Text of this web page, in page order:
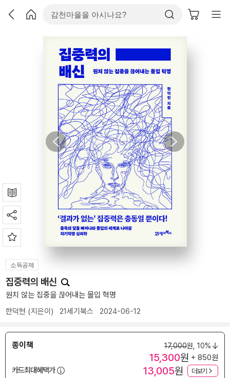
소득공제
집중력의 배신
원치 않는 집중을 끊어내는 몰입 혁명
한덕현 (지은이) 21세기북스 2024-06-12
종이책 17,000원, 10%
15,300원 + 850원
카드최대혜택가
13,005원 더보기